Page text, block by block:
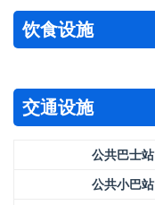
饮食设施
交通设施
公共巴士站
公共小巴站